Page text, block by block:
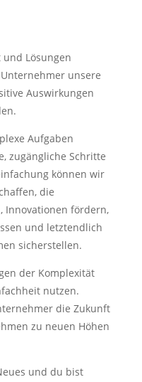
Lösungen
unsere
Auswirkungen
Aufgaben
zugängliche Schritte
können wir
die
Innovationen fördern,
und letztendlich
sicherstellen.
der Komplexität
nutzen.
die Zukunft
zu neuen Höhen
und du bist